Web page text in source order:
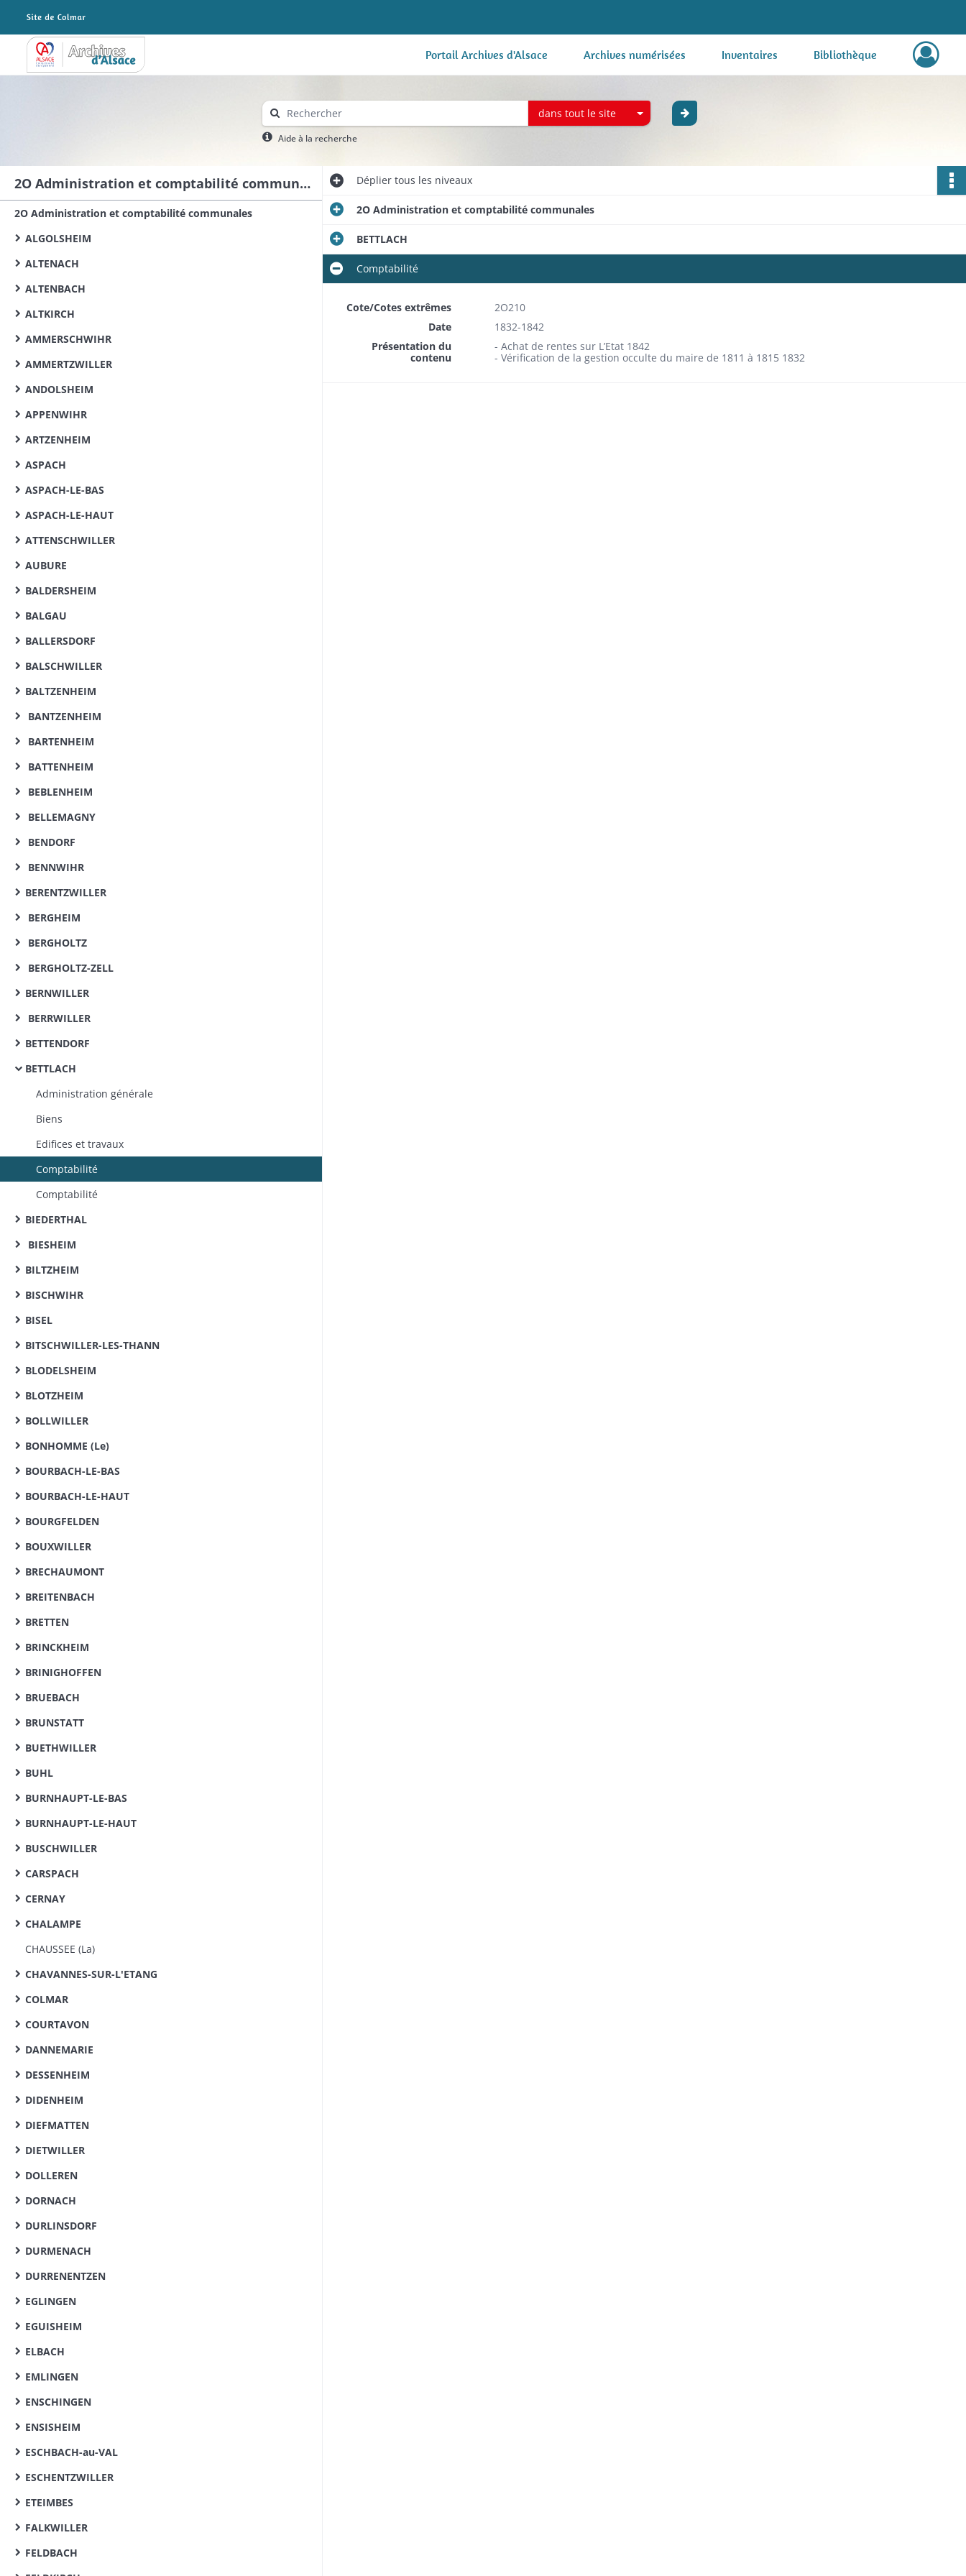
Archives Alsace - Colmar Portail Archives d'Alsace Archives numérisées Inventaires Bibliothèque
dans tout le site
Aide à la recherche
2O Administration et comptabilité communales
2O Administration et comptabilité communales
ALGOLSHEIM
ALTENACH
ALTENBACH
ALTKIRCH
AMMERSCHWIHR
AMMERTZWILLER
ANDOLSHEIM
APPENWIHR
ARTZENHEIM
ASPACH
ASPACH-LE-BAS
ASPACH-LE-HAUT
ATTENSCHWILLER
AUBURE
BALDERSHEIM
BALGAU
BALLERSDORF
BALSCHWILLER
BALTZENHEIM
BANTZENHEIM
BARTENHEIM
BATTENHEIM
BEBLENHEIM
BELLEMAGNY
BENDORF
BENNWIHR
BERENTZWILLER
BERGHEIM
BERGHOLTZ
BERGHOLTZ-ZELL
BERNWILLER
BERRWILLER
BETTENDORF
BETTLACH
Administration générale
Biens
Edifices et travaux
Comptabilité
Comptabilité
BIEDERTHAL
BIESHEIM
BILTZHEIM
BISCHWIHR
BISEL
BITSCHWILLER-LES-THANN
BLODELSHEIM
BLOTZHEIM
BOLLWILLER
BONHOMME (Le)
BOURBACH-LE-BAS
BOURBACH-LE-HAUT
BOURGFELDEN
BOUXWILLER
BRECHAUMONT
BREITENBACH
BRETTEN
BRINCKHEIM
BRINIGHOFFEN
BRUEBACH
BRUNSTATT
BUETHWILLER
BUHL
BURNHAUPT-LE-BAS
BURNHAUPT-LE-HAUT
BUSCHWILLER
CARSPACH
CERNAY
CHALAMPE
CHAUSSEE (La)
CHAVANNES-SUR-L'ETANG
COLMAR
COURTAVON
DANNEMARIE
DESSENHEIM
DIDENHEIM
DIEFMATTEN
DIETWILLER
DOLLEREN
DORNACH
DURLINSDORF
DURMENACH
DURRENENTZEN
EGLINGEN
EGUISHEIM
ELBACH
EMLINGEN
ENSCHINGEN
ENSISHEIM
ESCHBACH-au-VAL
ESCHENTZWILLER
ETEIMBES
FALKWILLER
FELDBACH
Dépliertous les niveaux
2O Administration et comptabilité communales
BETTLACH
Comptabilité
Cote/Cotes extrêmes
2O210
Date
1832-1842
Présentation du
contenu
- Achat de rentes sur L’Etat 1842
- Vérification de la gestion occulte du maire de 1811 à 1815 1832